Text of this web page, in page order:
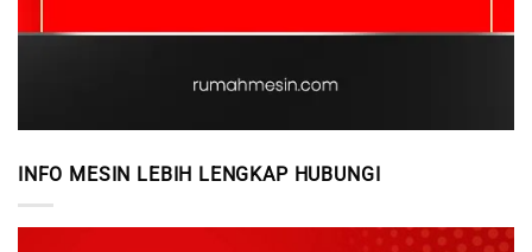
INFO MESIN LEBIH LENGKAP HUBUNGI